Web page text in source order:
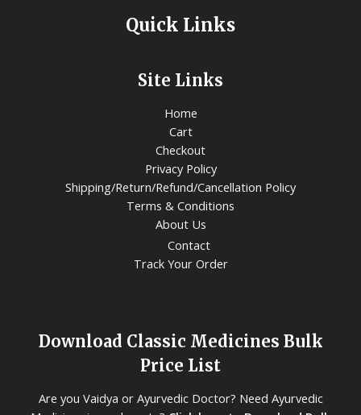
Quick Links
Site Links
Home
Cart
Checkout
Privacy Policy
Shipping/Return/Refund/Cancellation Policy
Terms & Conditions
About Us
Contact
Track Your Order
Download Classic Medicines Bulk
Price List
Are you Vaidya or Ayurvedic Doctor? Need Ayurvedic